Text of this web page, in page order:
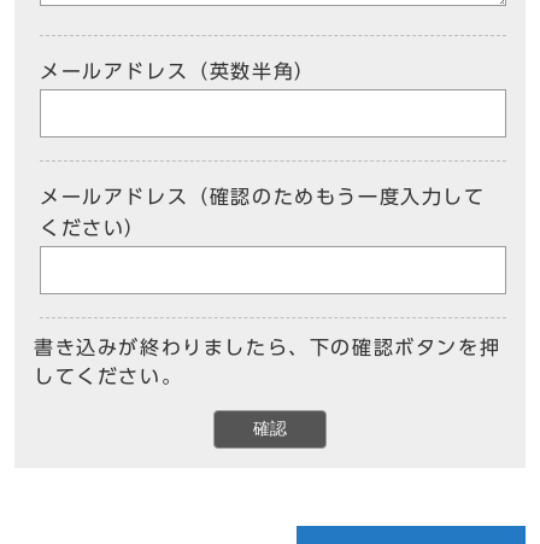
メールアドレス（英数半角）
メールアドレス（確認のためもう一度入力して
ください）
書き込みが終わりましたら、下の確認ボタンを押
してください。
確認